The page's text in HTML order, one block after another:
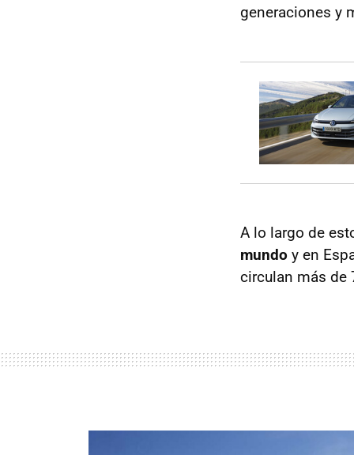
generaciones y
A lo largo de
mundo y en
circulan más de